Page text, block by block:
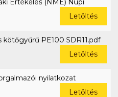
Értékelés (NMÉ) Nupi
Letöltés
PE100 SDR11.pdf
Letöltés
nyilatkozat
Letöltés